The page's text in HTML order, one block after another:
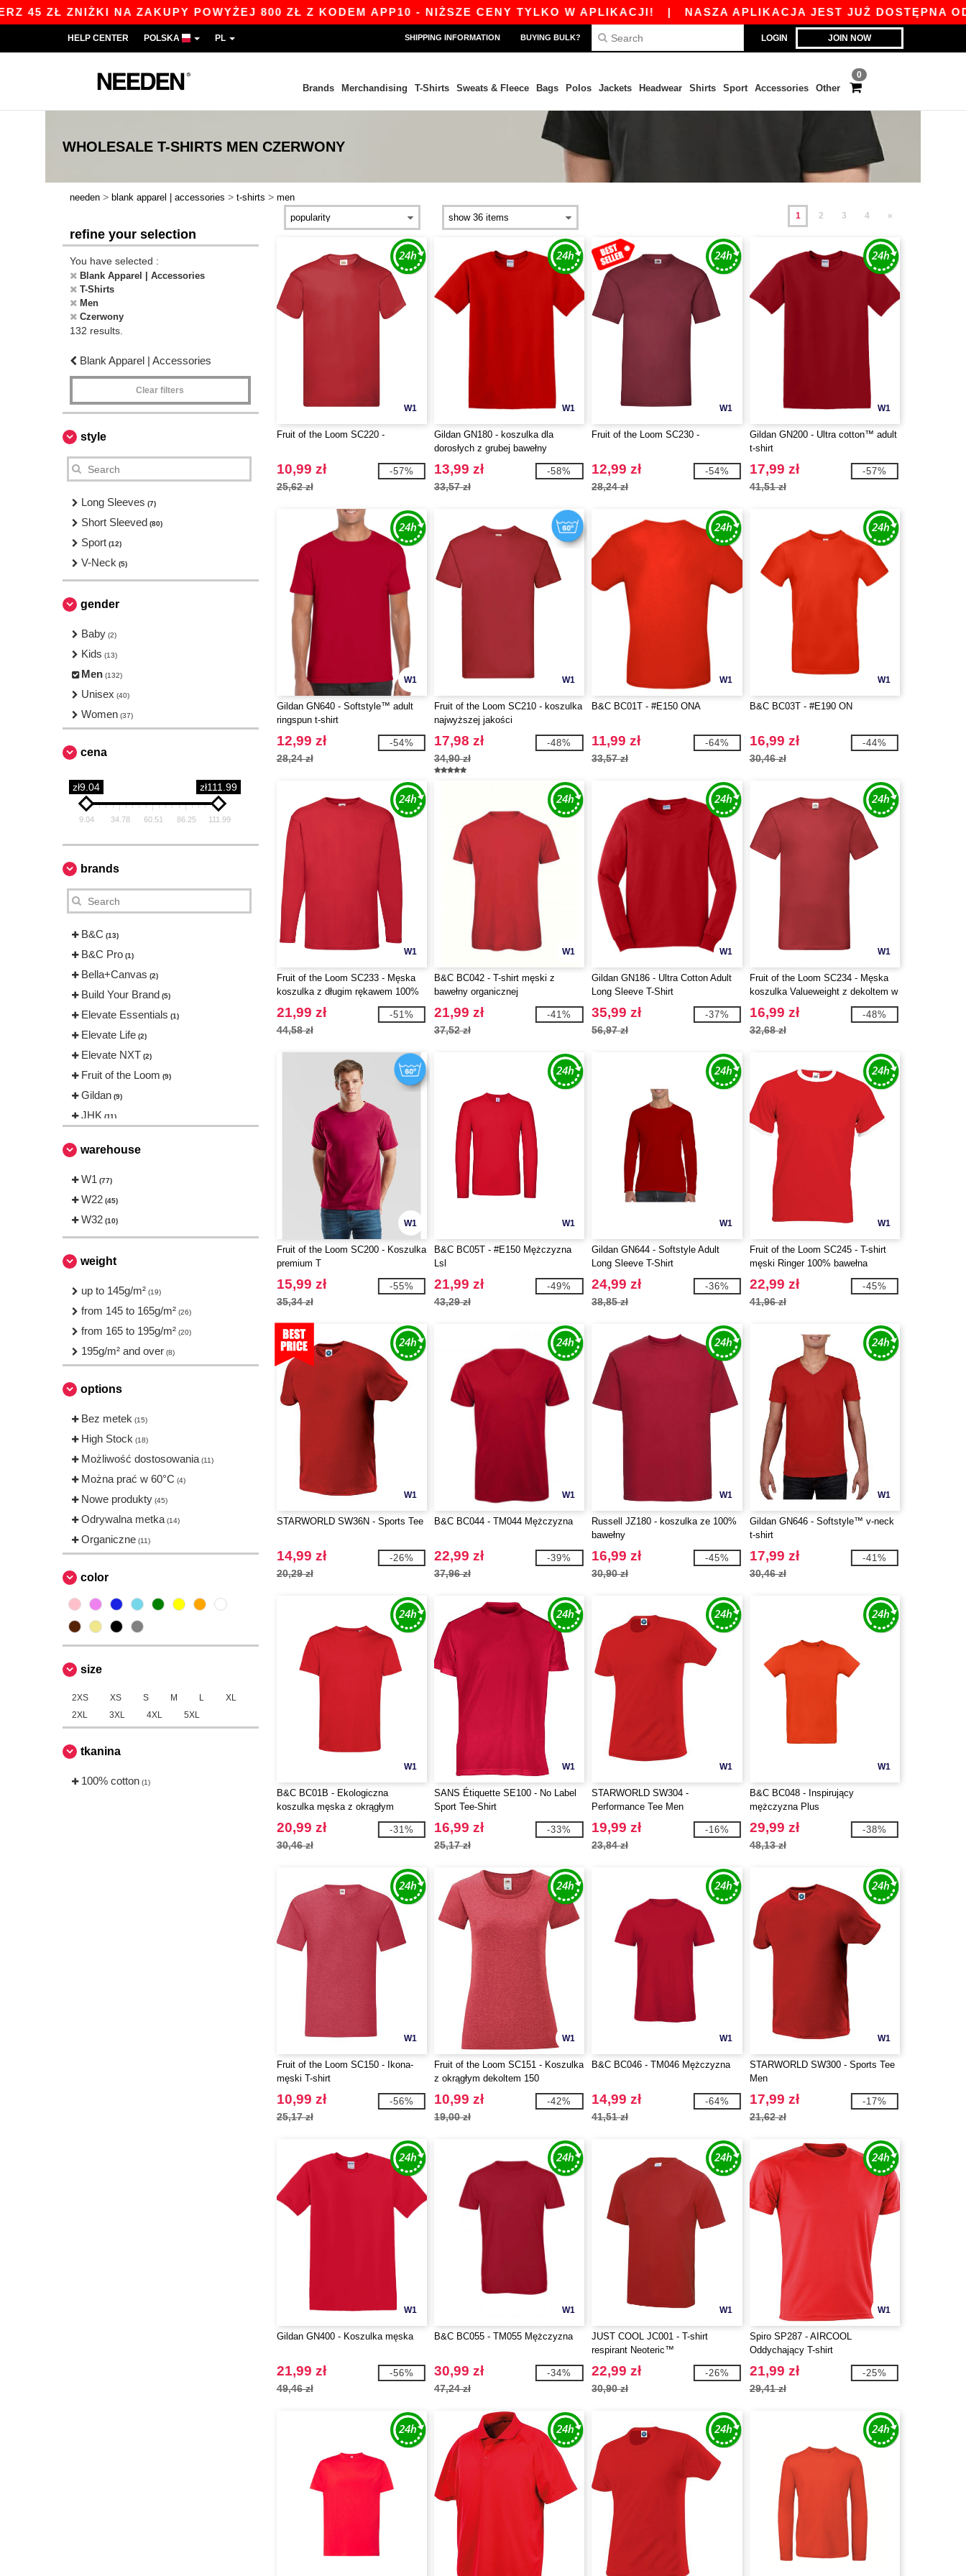
NA ZAKUPY POWYŻEJ 800 ZŁ Z KODEM APP10 - NIŻSZE CENY TYLKO W APLIKACJI!|NASZA APLIKACJA JEST JUŻ DOSTĘPNA ODBIERZ
LOGIN JOIN NOW
HELP CENTER POLSKA PL SHIPPING INFORMATION BUYING BULK?
0
Brands Merchandising T-Shirts Sweats & Fleece Bags Polos Jackets Headwear Shirts Sport Accessories Other
WHOLESALE T-SHIRTS MEN CZERWONY
needen > blank apparel | accessories > t-shirts > men
refine your selection
You have selected :
Blank Apparel | Accessories
T-Shirts
Men
Czerwony
132 results.
Blank Apparel | Accessories
Clear filters
style
Long Sleeves (7)
Short Sleeved (80)
Sport (12)
V-Neck (5)
gender
Baby (2)
Kids (13)
Men (132)
Unisex (40)
Women (37)
cena
zł9.04 zł111.99
9.04 34.78 60.51 86.25 111.99
brands
B&C (13)
B&C Pro (1)
Bella+Canvas (2)
Build Your Brand (5)
Elevate Essentials (1)
Elevate Life (2)
Elevate NXT (2)
Fruit of the Loom (9)
Gildan (9)
JHK (11)
Needen
Neutral
Roly (5)
Russell
Sans Étiquette (1)
Skinnifit
Starworld (5)
Tee Jays
VELILLA
VESTI
warehouse
W1 (77)
W22 (45)
W32 (10)
weight
up to 145g/m² (19)
from 145 to 165g/m² (26)
from 165 to 195g/m² (20)
195g/m² and over (8)
options
Bez metek (15)
High Stock (18)
Możliwość dostosowania (11)
Można prać w 60°C (4)
Nowe produkty (45)
Odrywalna metka (14)
Organiczne (11)
color
size
2XS XS S M L
XL
2XL
3XL 4XL 5XL
tkanina
100% cotton (1)
1 2 3 4 »
W1
Fruit of the Loom SC220 -
10,99 zł
25,62 zł
-57%
W1
Gildan GN180 - koszulka dla
dorosłych z grubej bawełny
13,99 zł
33,57 zł
-58%
W1
Fruit of the Loom SC230 -
12,99 zł
28,24 zł
-54%
W1
Gildan GN200 - Ultra cotton™ adult
t-shirt
17,99 zł
41,51 zł
-57%
W1
Gildan GN640 - Softstyle™ adult
ringspun t-shirt
12,99 zł
28,24 zł
-54%
W1
Fruit of the Loom SC210 - koszulka
najwyższej jakości
17,98 zł
34,90 zł
-48%
W1
B&C BC01T - #E150 ONA
11,99 zł
33,57 zł
-64%
W1
B&C BC03T - #E190 ON
16,99 zł
30,46 zł
-44%
W1
Fruit of the Loom SC233 - Męska
koszulka z długim rękawem 100%
bawełna
21,99 zł
44,58 zł
-51%
W1
B&C BC042 - T-shirt męski z
bawełny organicznej
21,99 zł
37,52 zł
-41%
W1
Gildan GN186 - Ultra Cotton Adult
Long Sleeve T-Shirt
35,99 zł
56,97 zł
-37%
W1
Fruit of the Loom SC234 - Męska
koszulka Valueweight z dekoltem w
szpic
16,99 zł
32,68 zł
-48%
W1
Fruit of the Loom SC200 - Koszulka
premium T
15,99 zł
35,34 zł
-55%
W1
B&C BC05T - #E150 Mężczyzna
Lsl
21,99 zł
43,29 zł
-49%
W1
Gildan GN644 - Softstyle Adult
Long Sleeve T-Shirt
24,99 zł
38,85 zł
-36%
W1
Fruit of the Loom SC245 - T-shirt
męski Ringer 100% bawełna
22,99 zł
41,96 zł
-45%
W1
STARWORLD SW36N - Sports Tee
14,99 zł
20,29 zł
-26%
W1
B&C BC044 - TM044 Mężczyzna
22,99 zł
37,96 zł
-39%
W1
Russell JZ180 - koszulka ze 100%
bawełny
16,99 zł
30,90 zł
-45%
W1
Gildan GN646 - Softstyle™ v-neck
t-shirt
17,99 zł
30,46 zł
-41%
W1
B&C BC01B - Ekologiczna
koszulka męska z okrągłym
dekoltem 150
20,99 zł
30,46 zł
-31%
W1
SANS Étiquette SE100 - No Label
Sport Tee-Shirt
16,99 zł
25,17 zł
-33%
W1
STARWORLD SW304 -
Performance Tee Men
19,99 zł
23,84 zł
-16%
W1
B&C BC048 - Inspirujący
mężczyzna Plus
29,99 zł
48,13 zł
-38%
W1
Fruit of the Loom SC150 - Ikona-
męski T-shirt
10,99 zł
25,17 zł
-56%
W1
Fruit of the Loom SC151 - Koszulka
z okrągłym dekoltem 150
10,99 zł
19,00 zł
-42%
W1
B&C BC046 - TM046 Mężczyzna
14,99 zł
41,51 zł
-64%
W1
STARWORLD SW300 - Sports Tee
Men
17,99 zł
21,62 zł
-17%
W1
Gildan GN400 - Koszulka męska
21,99 zł
49,46 zł
-56%
W1
B&C BC055 - TM055 Mężczyzna
30,99 zł
47,24 zł
-34%
W1
JUST COOL JC001 - T-shirt
respirant Neoteric™
22,99 zł
30,90 zł
-26%
W1
Spiro SP287 - AIRCOOL
Oddychający T-shirt
21,99 zł
29,41 zł
-25%